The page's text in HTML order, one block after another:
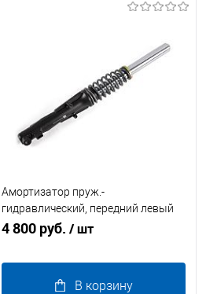
Амортизатор пруж.-
гидравлический, передний левый
Титан NEXT
4 800 руб. / шт
В корзину